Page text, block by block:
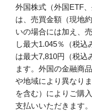
外国株式（外国ETF
は、売買金額（現地
いの場合には加え、
し最大1.045％（税
は最大7,810円（税込
ます。外国の金融商
や地域により異なり
を含む）によりご購
支払いいただきます